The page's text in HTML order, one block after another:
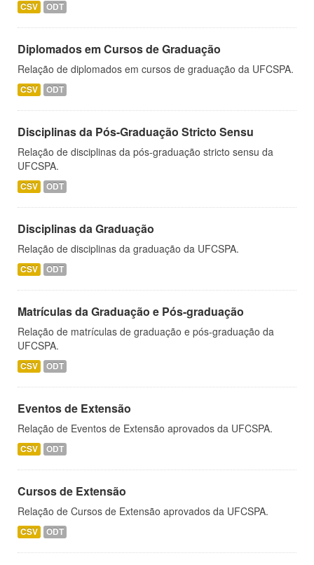
CSV ODT
Diplomados em Cursos de Graduação
Relação de diplomados em cursos de graduação da UFCSPA.
CSV ODT
Disciplinas da Pós-Graduação Stricto Sensu
Relação de disciplinas da pós-graduação stricto sensu da
UFCSPA.
CSV ODT
Disciplinas da Graduação
Relação de disciplinas da graduação da UFCSPA.
CSV ODT
Matrículas da Graduação e Pós-graduação
Relação de matrículas de graduação e pós-graduação da
UFCSPA.
CSV ODT
Eventos de Extensão
Relação de Eventos de Extensão aprovados da UFCSPA.
CSV ODT
Cursos de Extensão
Relação de Cursos de Extensão aprovados da UFCSPA.
CSV ODT